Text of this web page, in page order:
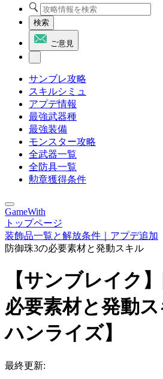
検索
ご意見
サンブレ攻略
スキルシミュ
アプデ情報
最強武器種
最強装備
モンスター攻略
全武器一覧
全防具一覧
勲章獲得条件
GameWith
トップページ
装飾品一覧と解放条件｜アプデ追加
防御珠3の必要素材と発動スキル
【サンブレイク
必要素材と発動
ハンライズ】
最終更新: